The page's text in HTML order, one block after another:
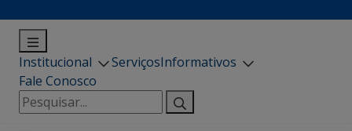
Institucional ServiçosInformativos
Fale Conosco
Pesquisar
por: